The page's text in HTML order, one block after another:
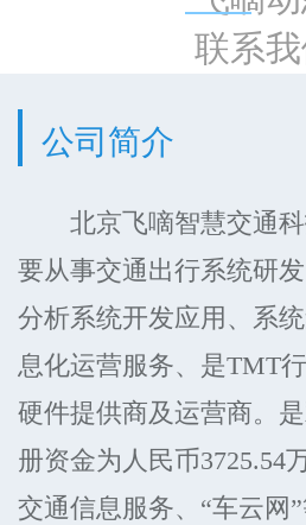
联系
公司简介
北京飞嘀智慧交通
要从事交通出行系统研
分析系统开发应用、系
息化运营服务、是TMT
硬件提供商及运营商。
册资金为人民币3725.54
交通信息服务、“车云网